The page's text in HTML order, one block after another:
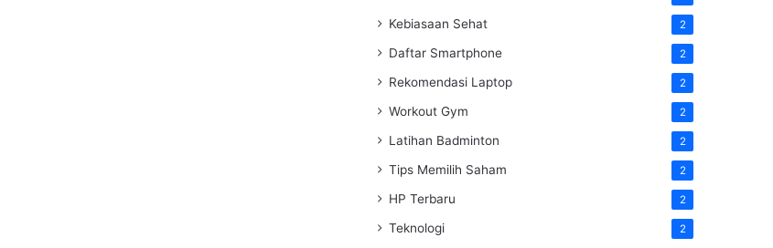
Kebiasaan Sehat 2
Daftar Smartphone 2
Rekomendasi Laptop 2
Workout Gym 2
Latihan Badminton 2
Tips Memilih Saham 2
HP Terbaru 2
Teknologi 2